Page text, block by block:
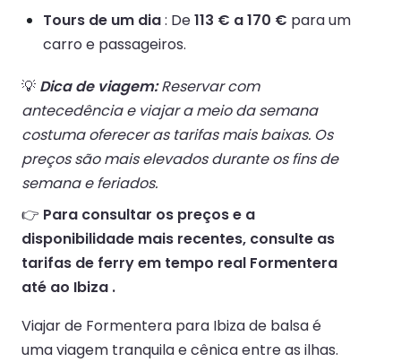
Tours de um dia: De113 € a 170 € para um
carro e passageiros.
💡 Dica de viagem:Reservar com
antecedência e viajar a meio da semana
costuma oferecer as tarifas mais baixas. Os
preços são mais elevados durante os fins de
semana e feriados.
👉 Para consultar os preços e a
disponibilidade mais recentes, consulte as
tarifas de ferry em tempo real Formentera
até ao Ibiza .
Viajar de Formentera para Ibiza de balsa é
uma viagem tranquila e cênica entre as ilhas.